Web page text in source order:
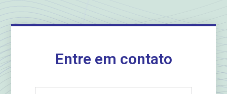
Entre em contato